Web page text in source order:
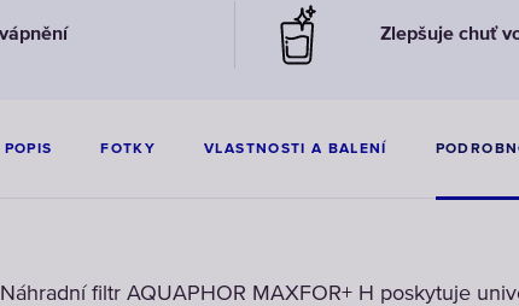
Zlepšuje chuť
POPIS FOTKY VLASTNOSTI A BALENÍ
Náhradní filtr AQUAPHOR MAXFOR+ H poskytuje